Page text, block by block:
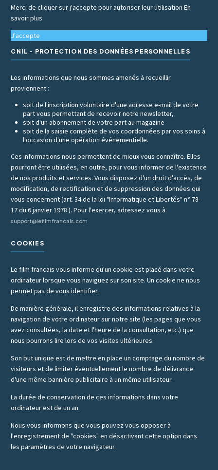
Merci de cliquer sur j'accepte pour autoriser leur utilisationEn
savoir plus
J'accepte
CNIL - PROTECTION DES DONNÉES PERSONNELLES
Les informations que nous sommes amenés à recueillir
proviennent :
soit de l'inscription volontaire d'une adresse e-mail de votre
part vous permettant de recevoir notre newsletter,
soit d'un abonnement de votre part au magazine
soit de la saisie complète de vos coordonnées par vos soins à
l'occasion d'une opération événementielle.
Ces informations nous permettent de mieux vous connaître. Elles
pourront être utilisées, en outre, pour vous informer de l'existence
de nos produits et services. Vous disposez d'un droit d'accès, de
modification, de rectification et de suppression des données qui
vous concernent (art. 34 de la loi "Informatique et Libertés" n° 78-
17 du 6 janvier 1978 ). Pour l'exercer, adressez vous à
support@lefilmfrancais.com
COOKIES
Le film francais vous informe qu'un cookie est placé dans votre
ordinateur lorsque vous naviguez sur son site. Un cookie ne nous
permet pas de vous identifier.
De manière générale, il enregistre des informations relatives à la
navigation de votre ordinateur sur notre site (les pages que vous
avez consultées, la date et l'heure de la consultation, etc.) que
nous pourrons lire lors de vos visites ultérieures.
Son but unique est de mettre en place un comptage du nombre de
visiteurs et de limiter éventuellement le nombre de délivrance
d'une même bannière publicitaire à un même utilisateur.
La durée de conservation de ces informations dans votre
ordinateur est de un an.
Nous vous informons que vous pouvez vous opposer à
l'enregistrement de "cookies" en désactivant cette option dans
les paramètres de votre navigateur.